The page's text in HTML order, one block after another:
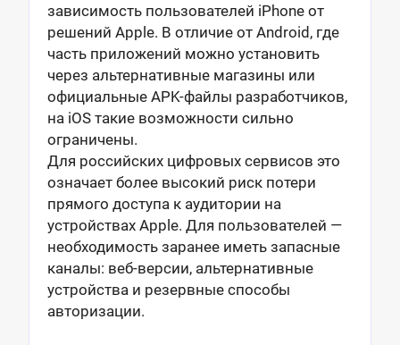
зависимость пользователей iPhone от
решений Apple. В отличие от Android, где
часть приложений можно установить
через альтернативные магазины или
официальные APK-файлы разработчиков,
на iOS такие возможности сильно
ограничены.
Для российских цифровых сервисов это
означает более высокий риск потери
прямого доступа к аудитории на
устройствах Apple. Для пользователей —
необходимость заранее иметь запасные
каналы: веб-версии, альтернативные
устройства и резервные способы
авторизации.